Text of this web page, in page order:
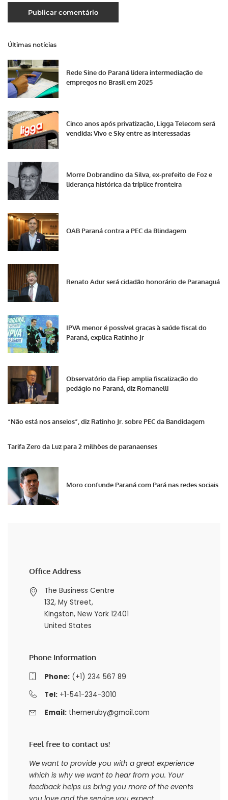
Últimas notícias
Rede Sine do Paraná lidera intermediação de
empregos no Brasil em 2025
Cinco anos após privatização, Ligga Telecom será
vendida; Vivo e Sky entre as interessadas
Morre Dobrandino da Silva, ex-prefeito de Foz e
liderança histórica da tríplice fronteira
OAB Paraná contra a PEC da Blindagem
Renato Adur será cidadão honorário de Paranaguá
IPVA menor é possível graças à saúde fiscal do
Paraná, explica Ratinho Jr
Observatório da Fiep amplia fiscalização do
pedágio no Paraná, diz Romanelli
“Não está nos anseios”, diz Ratinho Jr. sobre PEC da Bandidagem
Tarifa Zero da Luz para 2 milhões de paranaenses
Moro confunde Paraná com Pará nas redes sociais
Office Address
The Business Centre
132, My Street,
Kingston, New York 12401
United States
Phone Information
Phone:(+1) 234 567 89
Tel:+1-541-234-3010
Email: themeruby@gmail.com
Feel free to contact us!
We want to provide you with a great experience
which is why we want to hear from you. Your
feedback helps us bring you more of the events